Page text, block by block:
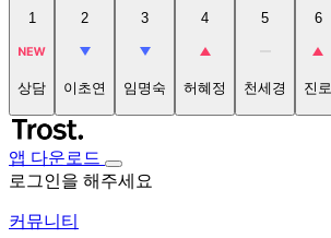
1
상담
2
이초연
3
임명숙
4
허혜정
5
천세경
6
진로
앱 다운로드
로그인을 해주세요
커뮤니티